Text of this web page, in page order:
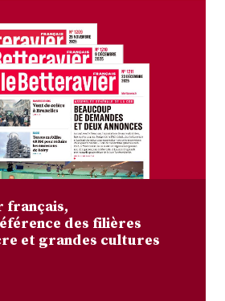
français,
des filières
et grandes cultures